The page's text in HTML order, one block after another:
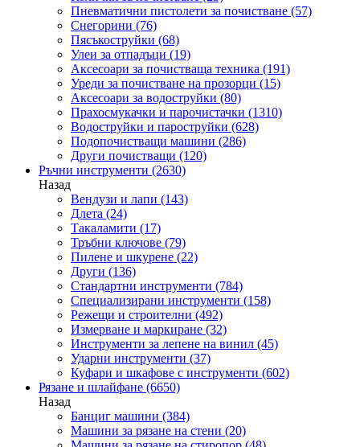
Пневматични пистолети за почистване (57)
Снегорини (76)
Пясъкоструйки (68)
Улеи за отпадъци (19)
Аксесоари за почистваща техника (191)
Уреди за почистване на прозорци (15)
Аксесоари за водоструйки (80)
Прахосмукачки и парочистачки (1310)
Водоструйки и пароструйки (628)
Подопочистващи машини (286)
Други почистващи (120)
Ръчни инструменти (2630)
Назад
Вендузи и лапи (143)
Длета (24)
Такаламити (17)
Тръбни ключове (79)
Пилене и шкурене (22)
Други (136)
Стандартни инструменти (784)
Специализирани инструменти (158)
Режещи и строителни (492)
Измерване и маркиране (32)
Инструменти за лепене на винил (45)
Ударни инструменти (37)
Куфари и шкафове с инструменти (602)
Рязане и шлайфане (6650)
Назад
Банциг машини (384)
Машини за рязане на стени (20)